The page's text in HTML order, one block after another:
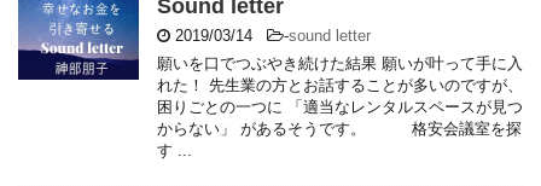
Sound letter
2019/03/14 -sound letter
願いを口でつぶやき続けた結果 願いが叶って手に入
れた！ 先生業の方とお話することが多いのですが、
困りごとの一つに 「適当なレンタルスペースが見つ
からない」 があるそうです。 格安会議室を探
す ...